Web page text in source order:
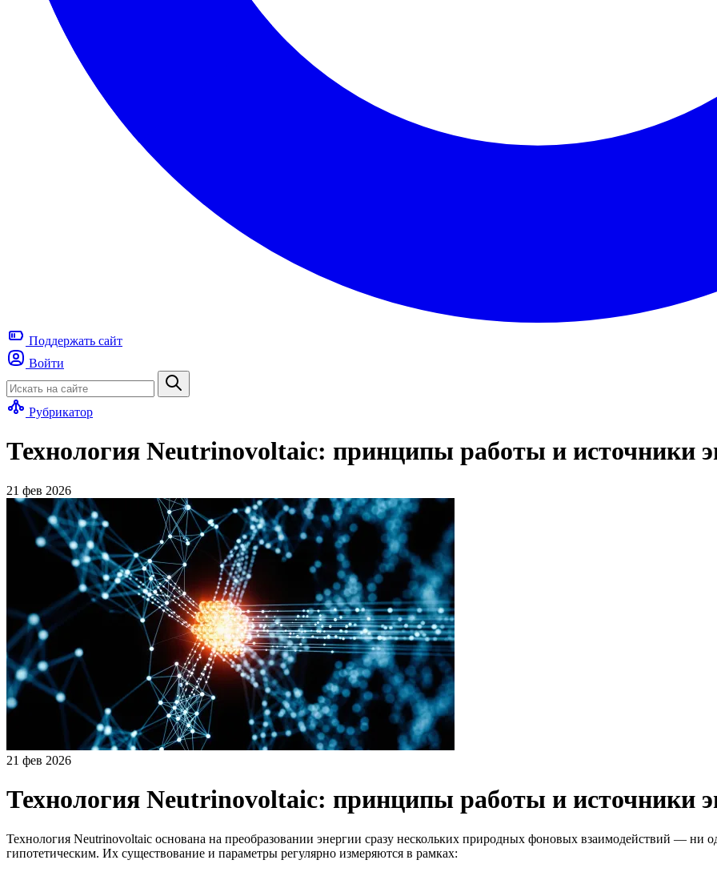
Поддержать сайт
Войти
Рубрикатор
Технология Neutrinovoltaic: принципы работы и источники
21 фев 2026
21 фев 2026
Технология Neutrinovoltaic: принципы работы и источники
Технология Neutrinovoltaic основана на преобразовании энергии сразу нескольких природных фоновых взаимодействий — ни
гипотетическим. Их существование и параметры регулярно измеряются в рамках: